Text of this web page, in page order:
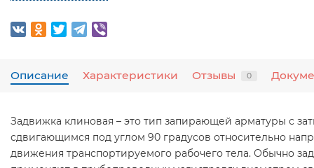
Описание Характеристики Отзывы 0
Задвижка клиновая – это тип запирающей арматуры с
сдвигающимся под углом 90 градусов относительно
движения транспортируемого рабочего тела. Обычно